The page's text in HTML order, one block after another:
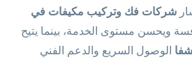
شركات فك وتركيب مكيفات في
ويحسن مستوى الخدمة، بينما يتيح
الوصول السريع والدعم الفني